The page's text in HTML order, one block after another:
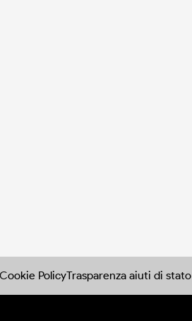
Cookie PolicyTrasparenza aiuti di stato